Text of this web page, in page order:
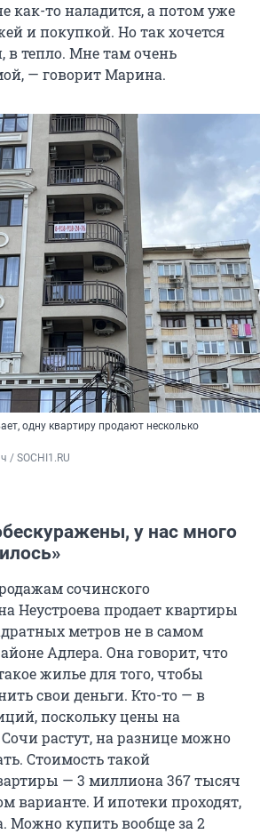
как-то наладится, а потом уже
и покупкой. Но так хочется
в тепло. Мне там очень
— говорит Марина.
одну квартиру продают несколько
/ SOCHI1.RU
у нас много
сочинского
Неустроева продает квартиры
метров не в самом
Адлера. Она говорит, что
жилье для того, чтобы
свои деньги. Кто-то — в
поскольку цены на
растут, на разнице можно
Стоимость такой
— 3 миллиона 367 тысяч
варианте. И ипотеки проходят,
Можно купить вообще за 2